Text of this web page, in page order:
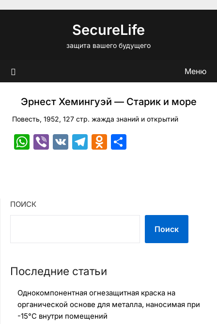
SecureLife
защита вашего будущего
Меню
Эрнест Хемингуэй — Старик и море
Повесть, 1952, 127 стр. жажда знаний и открытий
WhatsApp
Viber
VK Telegram
Odnoklassniki
ПОИСК
Поиск
Последние статьи
Однокомпонентная огнезащитная краска на
органической основе для металла, наносимая при
-15°C внутри помещений